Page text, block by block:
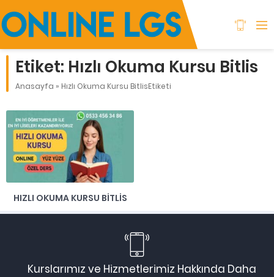
Etiket: Hızlı Okuma Kursu Bitlis
Anasayfa » Hızlı Okuma Kursu BitlisEtiketi
HIZLI OKUMA KURSU BITLIS
Kurslarımız ve Hizmetlerimiz Hakkında Daha